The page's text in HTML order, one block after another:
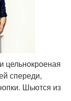
цельнокроеная
спереди,
Шьются из